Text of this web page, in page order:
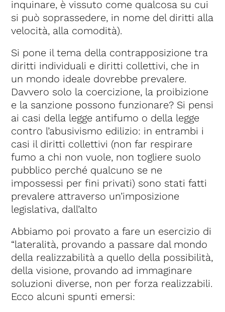
inquinare, è vissuto come qualcosa su cui
si può soprassedere, in nome del diritti alla
velocità, alla comodità).
Si pone il tema della contrapposizione tra
diritti individuali e diritti collettivi, che in
un mondo ideale dovrebbe prevalere.
Davvero solo la coercizione, la proibizione
e la sanzione possono funzionare? Si pensi
ai casi della legge antifumo o della legge
contro l’abusivismo edilizio: in entrambi i
casi il diritti collettivi (non far respirare
fumo a chi non vuole, non togliere suolo
pubblico perché qualcuno se ne
impossessi per fini privati) sono stati fatti
prevalere attraverso un’imposizione
legislativa, dall’alto
Abbiamo poi provato a fare un esercizio di
“lateralità, provando a passare dal mondo
della realizzabilità a quello della possibilità,
della visione, provando ad immaginare
soluzioni diverse, non per forza realizzabili.
Ecco alcuni spunti emersi: